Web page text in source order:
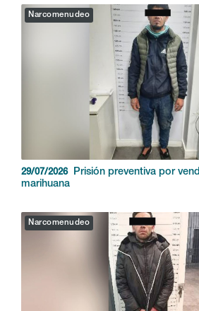
Narcomenudeo
29/07/2026
Prisión preventiva por
marihuana
Narcomenudeo